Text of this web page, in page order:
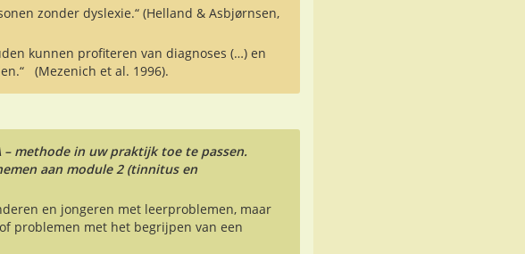
zonder dyslexie.“ (Helland & Asbjørnsen,
kunnen profiteren van diagnoses (…) en
(Mezenich et al. 1996).
– methode in uw praktijk toe te passen.
aan module 2 (tinnitus en
en jongeren met leerproblemen, maar
problemen met het begrijpen van een